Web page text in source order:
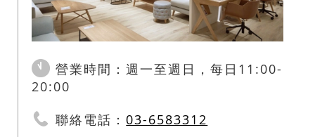
營業時間：週一至週日，每日11:00-
20:00
聯絡電話：03-6583312